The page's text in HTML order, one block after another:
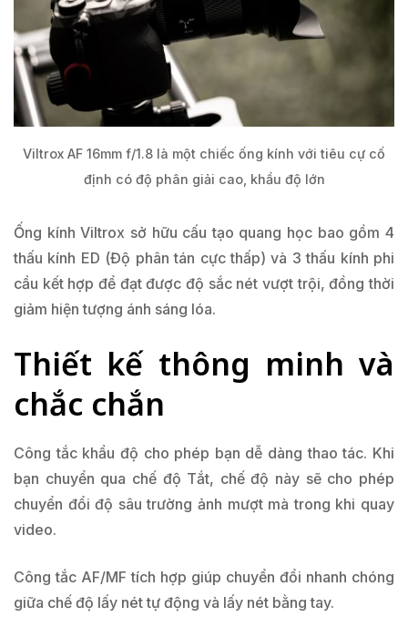
Viltrox AF 16mm f/1.8 là một chiếc ống kính với tiêu cự cố
định có độ phân giải cao, khẩu độ lớn
Ống kính Viltrox sở hữu cấu tạo quang học bao gồm 4
thấu kính ED (Độ phân tán cực thấp) và 3 thấu kính phi
cầu kết hợp để đạt được độ sắc nét vượt trội, đồng thời
giảm hiện tượng ánh sáng lóa.
Thiết kế thông minh và
chắc chắn
Công tắc khẩu độ cho phép bạn dễ dàng thao tác. Khi
bạn chuyển qua chế độ Tắt, chế độ này sẽ cho phép
chuyển đổi độ sâu trường ảnh mượt mà trong khi quay
video.
Công tắc AF/MF tích hợp giúp chuyển đổi nhanh chóng
giữa chế độ lấy nét tự động và lấy nét bằng tay.